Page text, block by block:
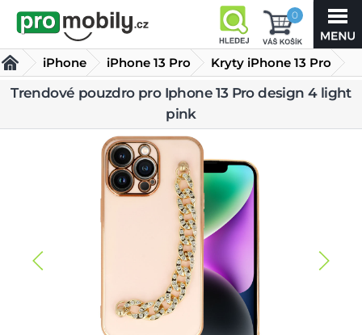
0
iPhone iPhone 13 Pro Kryty iPhone 13 Pro
Trendové pouzdro pro Iphone 13 Pro design 4 light pink
Trendové pouzdro pro Iphone 13 Pro design 4 light
pink